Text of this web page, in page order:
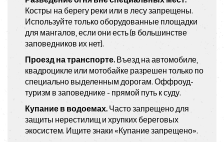
Костры на берегу реки или в лесу запрещены.
Используйте только оборудованные площадки
для мангалов, если они есть (в большинстве
заповедников их нет).
Проезд на транспорте. Въезд на автомобиле,
квадроцикле или мотобайке разрешен только по
специально выделенным дорогам. Оффроуд-
туризм в заповеднике - прямой путь к суду.
Купание в водоемах. Часто запрещено для
защиты нерестилищ и хрупких береговых
экосистем. Ищите знаки «Купание запрещено».